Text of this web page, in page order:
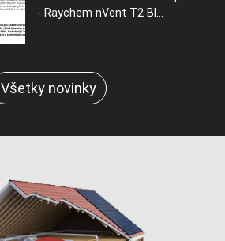
- Raychem nVent T2 Bl...
Všetky novinky